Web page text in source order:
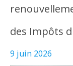
des Impôts
9 juin 2026